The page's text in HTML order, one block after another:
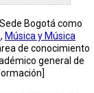
Bogotá como
, Música y Música
de conocimiento
general de